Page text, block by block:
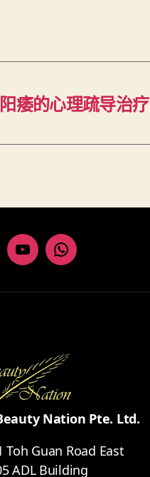
阳痿的心理疏导治疗
YoutubeWhatsapp
Nation Pte. Ltd.
Toh Guan Road East
ADL Building